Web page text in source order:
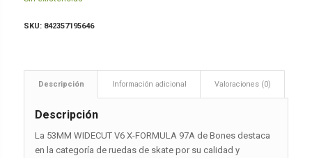
SKU: 842357195646
Descripción Información adicional Valoraciones (0)
Descripción
La 53MM WIDECUT V6 X-FORMULA 97A de Bones destaca
en la categoría de ruedas de skate por su calidad y